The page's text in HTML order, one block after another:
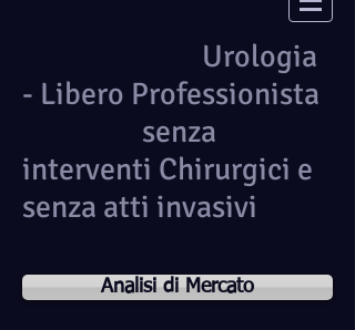
Urologia
- Libero Professionista
senza
interventi Chirurgici e
senza atti invasivi
Analisi di Mercato